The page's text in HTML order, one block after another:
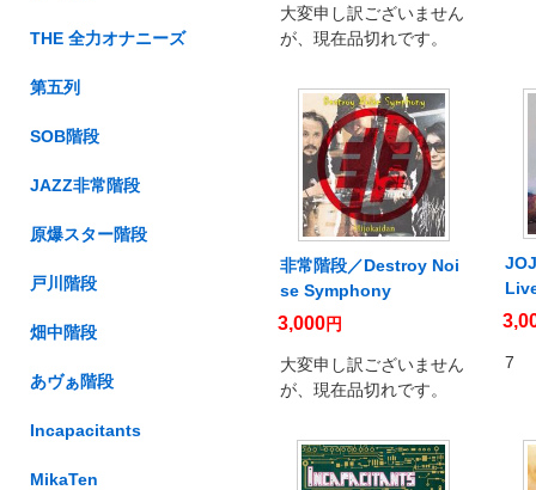
大変申し訳ございません
が、現在品切れです。
非常階段／Destroy Noi
se Symphony
3,000円
大変申し訳ございません
が、現在品切れです。
7
THE 全力オナニーズ
第五列
SOB階段
JAZZ非常階段
原爆スター階段
戸川階段
畑中階段
あヴぁ階段
Incapacitants
MikaTen